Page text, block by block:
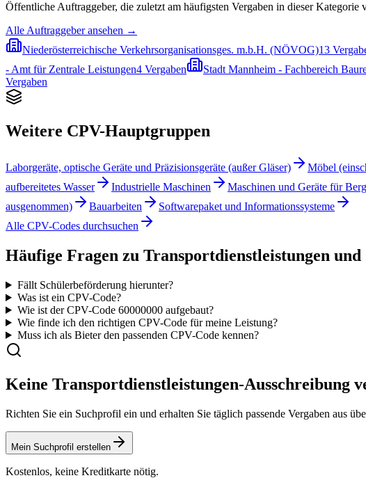
Öffentliche Auftraggeber, die zuletzt am häufigsten Vergaben in dieser Kategorie
Alle Auftraggeber ansehen →
Niederösterreichische Verkehrsorganisationsges. m.b.H. (NÖVOG)13
- Amt für Zentrale Leistungen4 Vergaben Stadt Mannheim - Fachbereich
Vergaben
Weitere CPV-Hauptgruppen
Laborgeräte, optische Geräte und Präzisionsgeräte (außer Gläser)
Möbel
aufbereitetes Wasser
Industrielle Maschinen Maschinen und Geräte für
ausgenommen)
Bauarbeiten
Softwarepaket und Informationssysteme
Alle CPV-Codes durchsuchen
Häufige Fragen zu Transportdienstleistungen und
Fällt Schülerbeförderung hierunter?
Was ist ein CPV-Code?
Wie ist der CPV-Code 60000000aufgebaut?
Wie finde ich den richtigen CPV-Code für meine Leistung?
Muss ich als Bieter den passenden CPV-Code kennen?
Keine Transportdienstleistungen-Ausschreibung
Richten Sie ein Suchprofil ein und erhalten Sie täglich passende Vergaben aus
Mein Suchprofil erstellen
Kostenlos, keine Kreditkarte nötig.